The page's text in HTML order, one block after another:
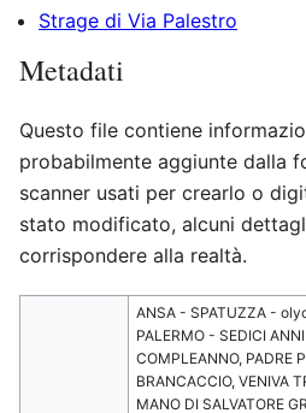
Strage di Via Palestro
Metadati
Questo file contiene
probabilmente aggiunte dalla
scanner usati per crearlo o
stato modificato, alcuni
corrispondere alla realtà.
ANSA - SPATUZZA -
PALERMO - SEDICI
COMPLEANNO, PADRE
BRANCACCIO, VENIVA
MANO DI SALVATORE